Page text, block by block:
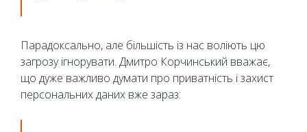
Парадоксально, але більшість із нас воліють цю
загрозу ігнорувати. Дмитро Корчинський вважає,
що дуже важливо думати про приватність і захист
персональних даних вже зараз: